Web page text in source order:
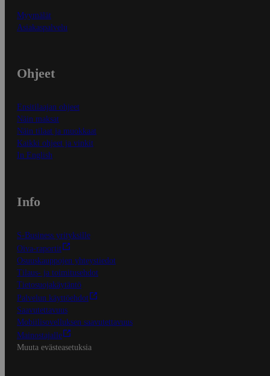
Myymälät
Asiakaspalvelu
Ohjeet
Ensitilaajan ohjeet
Näin maksat
Näin tilaat ja muokkaat
Kaikki ohjeet ja vinkit
In English
Info
S-Business yrityksille
Oiva-raportit
Osuuskauppojen yhteystiedot
Tilaus- ja toimitusehdot
Tietosuojakäytäntö
Palvelun käyttöehdot
Saavutettavuus
Mobiilisovelluksen saavutettavuus
Mainostajalle
Muuta evästeasetuksia